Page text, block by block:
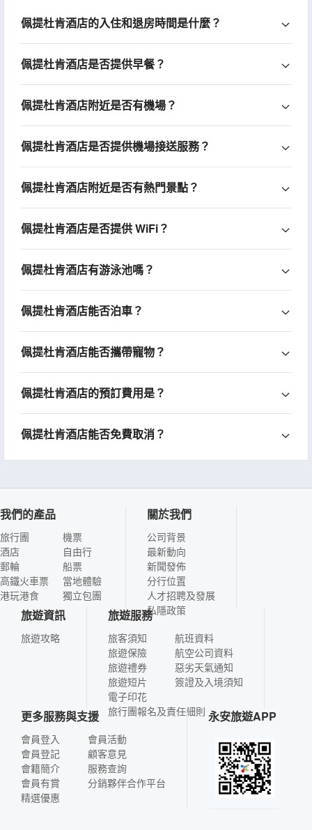
佩提杜肯酒店的入住和退房時間是什麼？
佩提杜肯酒店是否提供早餐？
佩提杜肯酒店附近是否有機場？
佩提杜肯酒店是否提供機場接送服務？
佩提杜肯酒店附近是否有熱門景點？
佩提杜肯酒店是否提供 WiFi？
佩提杜肯酒店有游泳池嗎？
佩提杜肯酒店能否泊車？
佩提杜肯酒店能否攜帶寵物？
佩提杜肯酒店的預訂費用是？
佩提杜肯酒店能否免費取消？
我們的產品
旅行團
酒店
郵輪
高鐵火車票
港玩港食
機票
自由行
船票
當地體驗
獨立包團
關於我們
公司背景
最新動向
新聞發佈
分行位置
人才招聘及發展
私隱政策
旅遊資訊
旅遊攻略
旅遊服務
旅客須知
旅遊保險
旅遊禮券
旅遊短片
電子印花
航班資料
航空公司資料
惡劣天氣通知
簽證及入境須知
旅行團報名及責任細則
更多服務與支援
會員登入
會員登記
會籍簡介
會員有賞
精選優惠
會員活動
顧客意見
服務查詢
分銷夥伴合作平台
永安旅遊APP